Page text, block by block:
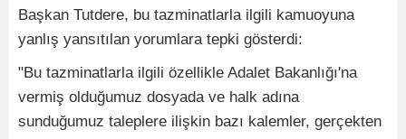
Başkan Tutdere, bu tazminatlarla ilgili kamuoyuna
yanlış yansıtılan yorumlara tepki gösterdi:
"Bu tazminatlarla ilgili özellikle Adalet Bakanlığı'na
vermiş olduğumuz dosyada ve halk adına
sunduğumuz taleplere ilişkin bazı kalemler, gerçekten